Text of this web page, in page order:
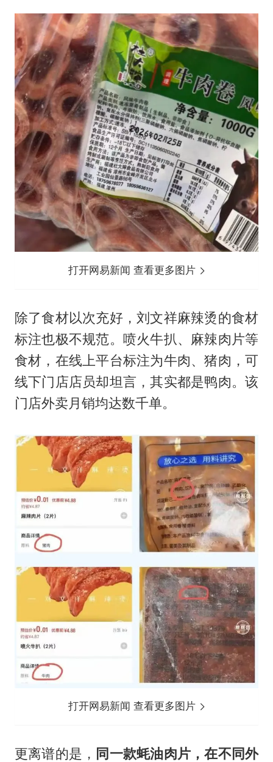
打开网易新闻 查看更多图片
除了食材以次充好，刘文祥麻辣烫的食材
标注也极不规范。喷火牛扒、麻辣肉片等
食材，在线上平台标注为牛肉、猪肉，可
线下门店店员却坦言，其实都是鸭肉。该
门店外卖月销均达数千单。
打开网易新闻 查看更多图片
更离谱的是， 同一款蚝油肉片，在不同外